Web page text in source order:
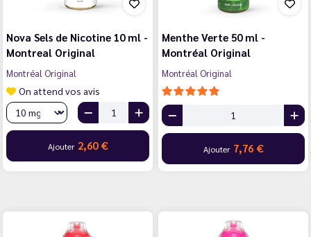
Nova Sels de Nicotine 10 ml -
Montreal Original
Montréal Original
On attend vos avis
Ajouter 2,60 €
Menthe Verte 50 ml -
Montréal Original
Montréal Original
Ajouter 7,76 €